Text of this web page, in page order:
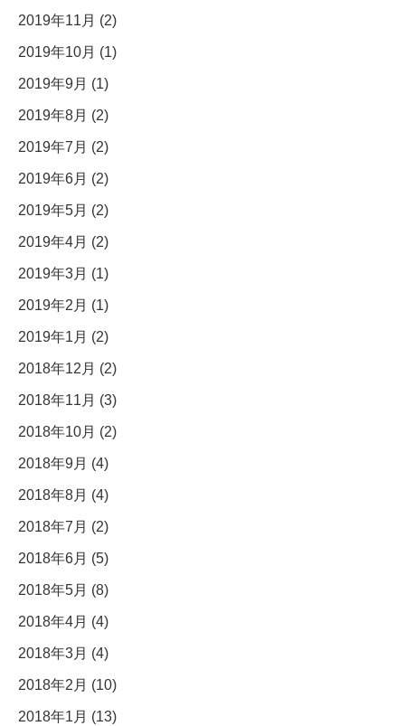
2019年11月 (2)
2019年10月 (1)
2019年9月 (1)
2019年8月 (2)
2019年7月 (2)
2019年6月 (2)
2019年5月 (2)
2019年4月 (2)
2019年3月 (1)
2019年2月 (1)
2019年1月 (2)
2018年12月 (2)
2018年11月 (3)
2018年10月 (2)
2018年9月 (4)
2018年8月 (4)
2018年7月 (2)
2018年6月 (5)
2018年5月 (8)
2018年4月 (4)
2018年3月 (4)
2018年2月 (10)
2018年1月 (13)